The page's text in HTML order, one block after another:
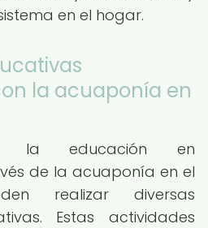
en el hogar.
la acuaponía en
la educación en
de la acuaponía en el
realizar diversas
Estas actividades